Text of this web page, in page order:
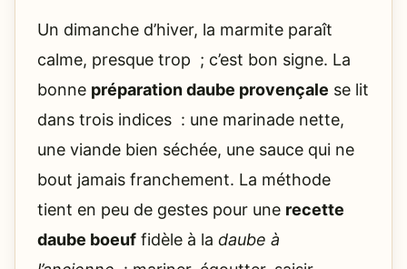
Un dimanche d’hiver, la marmite paraît
calme, presque trop ; c’est bon signe. La
bonne préparation daube provençale se lit
dans trois indices : une marinade nette,
une viande bien séchée, une sauce qui ne
bout jamais franchement. La méthode
tient en peu de gestes pour une recette
daube boeuf fidèle à la daube à